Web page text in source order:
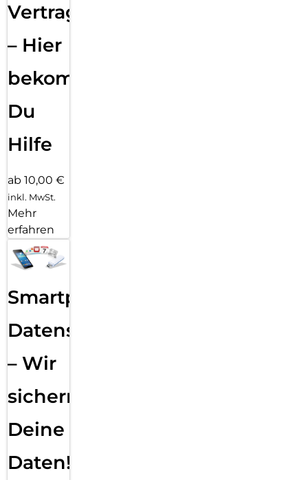
Vertragsabwicklung
– Hier
bekommst
Du
Hilfe
ab 10,00 €
inkl. MwSt.
Mehr
erfahren
Smartphone
Datensicherung
– Wir
sichern
Deine
Daten!